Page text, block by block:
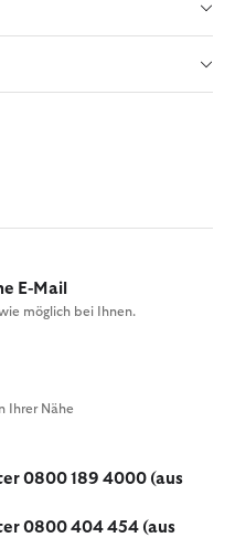
E-Mail
möglich bei Ihnen.
Ihrer Nähe
0800 189 4000 (aus
0800 404 454 (aus